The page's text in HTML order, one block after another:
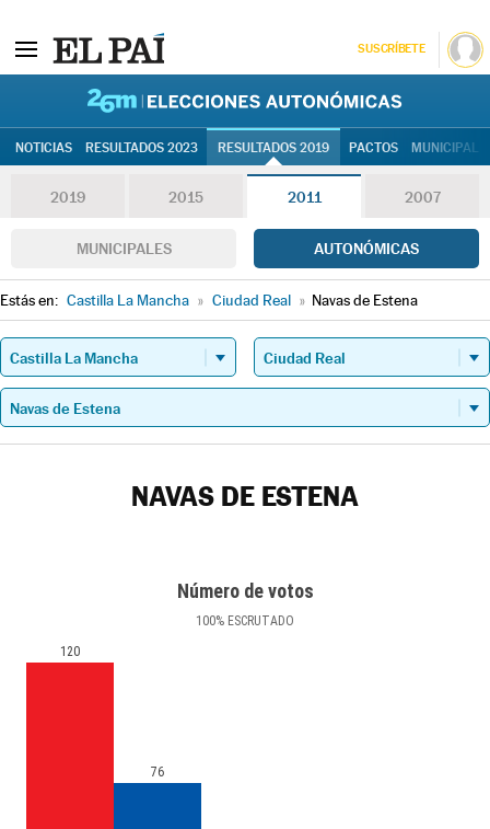
SUSCRÍBETE
NOTICIAS RESULTADOS 2023 RESULTADOS 2019 PACTOS
2019 2015 2011 2007
MUNICIPALES AUTONÓMICAS
Estás en: Castilla La Mancha » Ciudad Real » Navas de Estena
NAVAS DE ESTENA
Número de votos
100% ESCRUTADO
120
76